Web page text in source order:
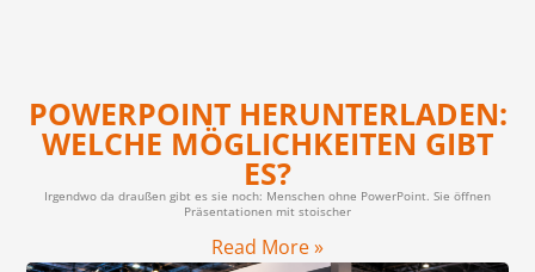
POWERPOINT HERUNTERLADEN:
WELCHE MÖGLICHKEITEN GIBT
ES?
Irgendwo da draußen gibt es sie noch: Menschen ohne PowerPoint. Sie öffnen
Präsentationen mit stoischer
Read More »